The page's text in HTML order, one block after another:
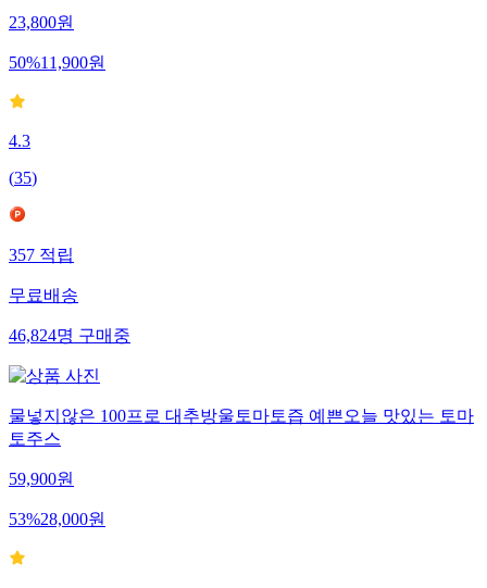
23,800원
50%11,900원
4.3
(35)
357적립
무료배송
46,824명구매중
물넣지않은 100프로 대추방울토마토즙 예쁜오늘 맛있는 토마
토주스
59,900원
53%28,000원